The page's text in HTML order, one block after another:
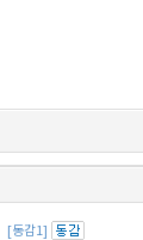
[동감1]